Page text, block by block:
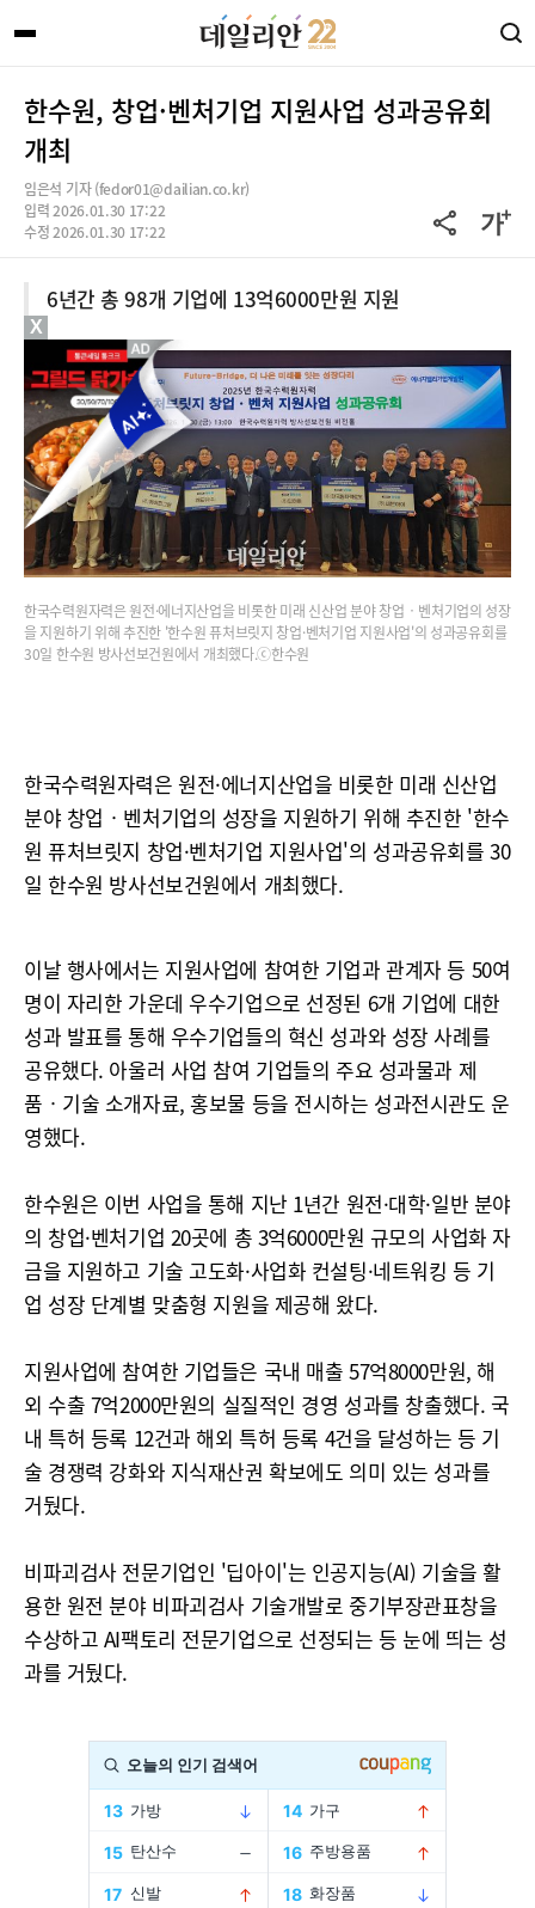
한수원, 창업·벤처기업 지원사업 성과공유회
개최
임은석 기자 (fedor01@dailian.co.kr)
입력 2026.01.30 17:22
수정 2026.01.30 17:22
6년간 총 98개 기업에 13억6000만원 지원
한국수력원자력은 원전·에너지산업을 비롯한 미래 신산업 분야 창업‧벤처기업의 성장
을 지원하기 위해 추진한 '한수원 퓨처브릿지 창업·벤처기업 지원사업'의 성과공유회를
30일 한수원 방사선보건원에서 개최했다.ⓒ한수원
한국수력원자력은 원전·에너지산업을 비롯한 미래 신산업
분야 창업‧벤처기업의 성장을 지원하기 위해 추진한 '한수
원 퓨처브릿지 창업·벤처기업 지원사업'의 성과공유회를 30
일 한수원 방사선보건원에서 개최했다.
이날 행사에서는 지원사업에 참여한 기업과 관계자 등 50여
명이 자리한 가운데 우수기업으로 선정된 6개 기업에 대한
성과 발표를 통해 우수기업들의 혁신 성과와 성장 사례를
공유했다. 아울러 사업 참여 기업들의 주요 성과물과 제
품‧기술 소개자료, 홍보물 등을 전시하는 성과전시관도 운
영했다.
한수원은 이번 사업을 통해 지난 1년간 원전·대학·일반 분야
의 창업·벤처기업 20곳에 총 3억6000만원 규모의 사업화 자
금을 지원하고 기술 고도화·사업화 컨설팅·네트워킹 등 기
업 성장 단계별 맞춤형 지원을 제공해 왔다.
지원사업에 참여한 기업들은 국내 매출 57억8000만원, 해
외 수출 7억2000만원의 실질적인 경영 성과를 창출했다. 국
내 특허 등록 12건과 해외 특허 등록 4건을 달성하는 등 기
술 경쟁력 강화와 지식재산권 확보에도 의미 있는 성과를
거뒀다.
비파괴검사 전문기업인 '딥아이'는 인공지능(AI) 기술을 활
용한 원전 분야 비파괴검사 기술개발로 중기부장관표창을
수상하고 AI팩토리 전문기업으로 선정되는 등 눈에 띄는 성
과를 거뒀다.
X